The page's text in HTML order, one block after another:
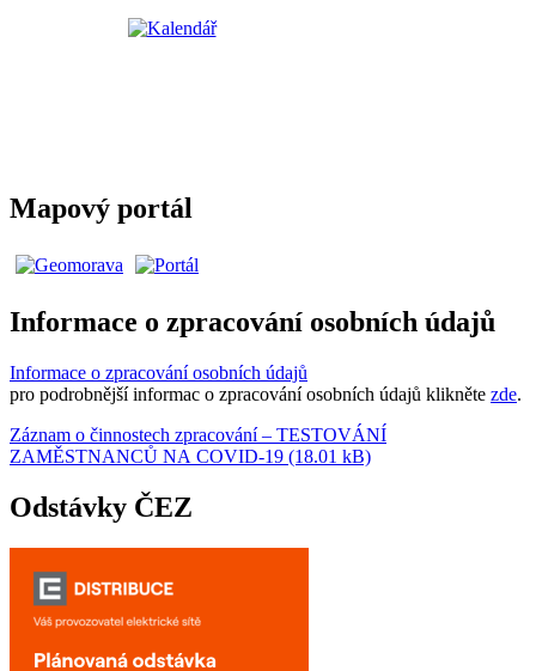
Mapový portál
Informace o zpracování osobních údajů
Informace o zpracování osobních údajů
pro podrobnější informac o zpracování osobních údajů klikněte zde.
Záznam o činnostech zpracování – TESTOVÁNÍ
ZAMĚSTNANCŮ NA COVID-19 (18.01 kB)
Odstávky ČEZ